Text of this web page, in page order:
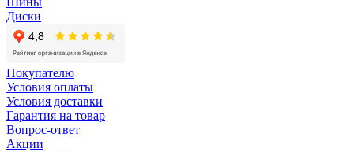
Диски
Покупателю
Условия оплаты
Условия доставки
Гарантия на товар
Вопрос-ответ
Акции